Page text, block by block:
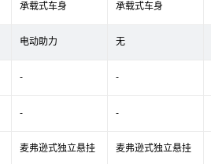
承载式车身 承载式车身
电动助力 无
- -
- -
麦弗逊式独立悬挂 麦弗逊式独立悬挂